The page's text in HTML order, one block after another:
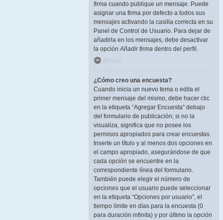
firma cuando publique un mensaje. Puede
asignar una firma por defecto a todos sus
mensajes activando la casilla correcta en su
Panel de Control de Usuario. Para dejar de
añadirla en los mensajes, debe desactivar
la opciónAñadir firma dentro del perfil.
Arriba
¿Cómo creo una encuesta?
Cuando inicia un nuevo tema o edita el
primer mensaje del mismo, debe hacer clic
en la etiqueta “Agregar Encuesta” debajo
del formulario de publicación; si no la
visualiza, significa que no posee los
permisos apropiados para crear encuestas.
Inserte un título y al menos dos opciones en
el campo apropiado, asegurándose de que
cada opción se encuentre en la
correspondiente línea del formulario.
También puede elegir el número de
opciones que el usuario puede seleccionar
en la etiqueta “Opciones por usuario”, el
tiempo límite en días para la encuesta (0
para duración infinita) y por último la opción